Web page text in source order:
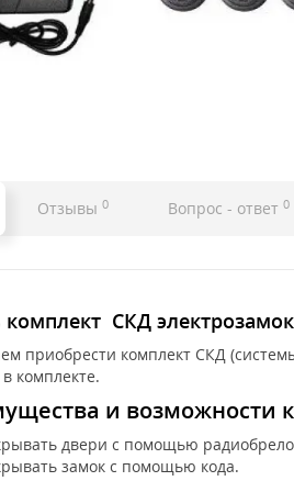
Отзывы 0 Вопрос - ответ 0
комплект СКД
приобрести комплект СКД
комплекте.
и возможности
двери с помощью
замок с помощью кода.